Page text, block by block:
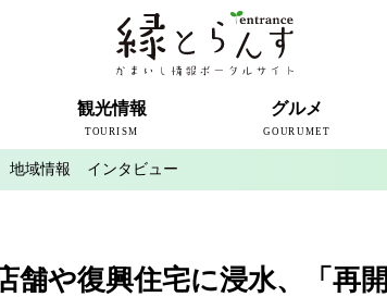
観光情報
TOURISM
近代製鉄発祥の地
観光スポット
宿泊情報
釜石情報交流センター
魚河岸テラス
うのすまい・トモス
根浜シーサイド
SL銀河
三陸鉄道
グルメ
GOURUMET
地域情報 インタビュー
舗や復興住宅に浸水、「再開